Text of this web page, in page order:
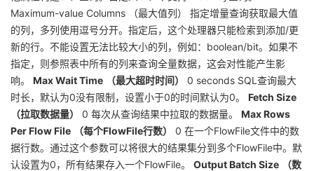
Maximum-value Columns （最大值列） 指定增量查询获取最大值
的列，多列使用逗号分开。指定后，这个处理器只能检索到添加/更
新的行。不能设置无法比较大小的列，例如：boolean/bit。如果不
指定，则参照表中所有的列来查询全量数据，这会对性能产生影
响。 Max Wait Time （最大超时时间）
0 seconds SQL查询最大
时长，默认为0没有限制，设置小于0的时间默认为0。 Fetch Size
（拉取数据量）
0 每次从查询结果中拉取的数据量。 Max Rows
Per Flow File
（每个FlowFile行数）
0 在一个FlowFile文件中的数
据行数。通过这个参数可以将很大的结果集分到多个FlowFile中。默
认设置为0，所有结果存入一个FlowFile。 Output Batch Size （数